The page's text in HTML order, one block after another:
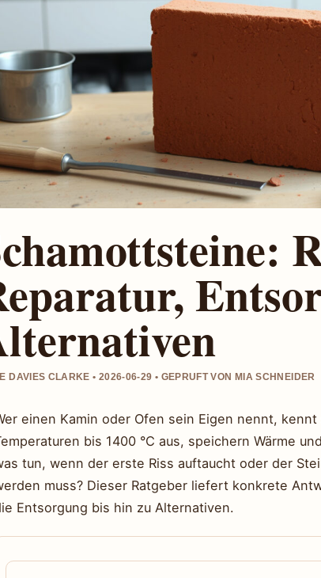
DAVIES CLARKE • 2026-06-29 • GEPRUFT VON MIA SCHNEIDER
einen Kamin oder Ofen sein Eigen nennt,
bis 1400 °C aus, speichern Wärme
tun, wenn der erste Riss auftaucht oder der
muss? Dieser Ratgeber liefert konkrete
Entsorgung bis hin zu Alternativen.